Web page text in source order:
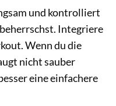
und kontrolliert
Integriere
Wenn du die
nicht sauber
eine einfachere